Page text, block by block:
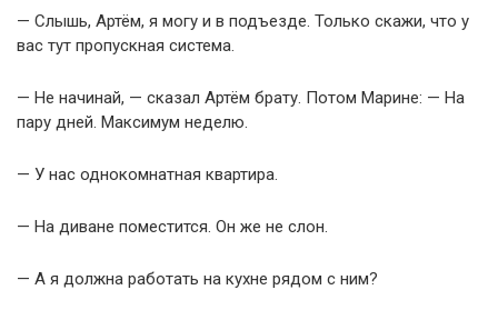
— Слышь, Артём, я могу и в подъезде. Только скажи, что у
вас тут пропускная система.
— Не начинай, — сказал Артём брату. Потом Марине: — На
пару дней. Максимум неделю.
— У нас однокомнатная квартира.
— На диване поместится. Он же не слон.
— А я должна работать на кухне рядом с ним?